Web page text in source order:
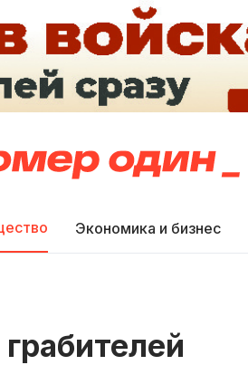
Экономика и бизнес